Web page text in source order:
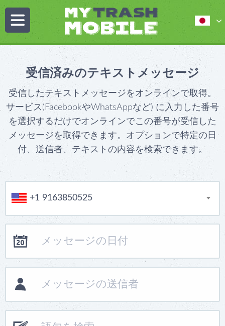
受信済みのテキストメッセージ
受信したテキストメッセージをオンラインで取得。
サービス(FacebookやWhatsAppなど) に入力した番号
を選択するだけでオンラインでこの番号が受信した
メッセージを取得できます。オプションで特定の日
付、送信者、テキストの内容を検索できます。
+1 9163850525